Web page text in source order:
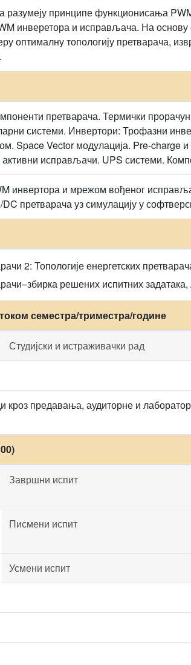
разумеју принципе функционисања
инверетора и исправљача. На основу
оптималну топологију претварача,
претварача. Термички
системи. Инвертори: Трофазни
Space Vector модулација. Pre-
исправљачи. UPS системи.
инвертора и мрежом вођеног
претварача уз симулацију у
2: Топологије енергетских
решених испитних
семестра/триместра/године
Студијски и истраживачки рад
кроз предавања, аудиторне и
Завршни испит
Писмени испит
Усмени испит